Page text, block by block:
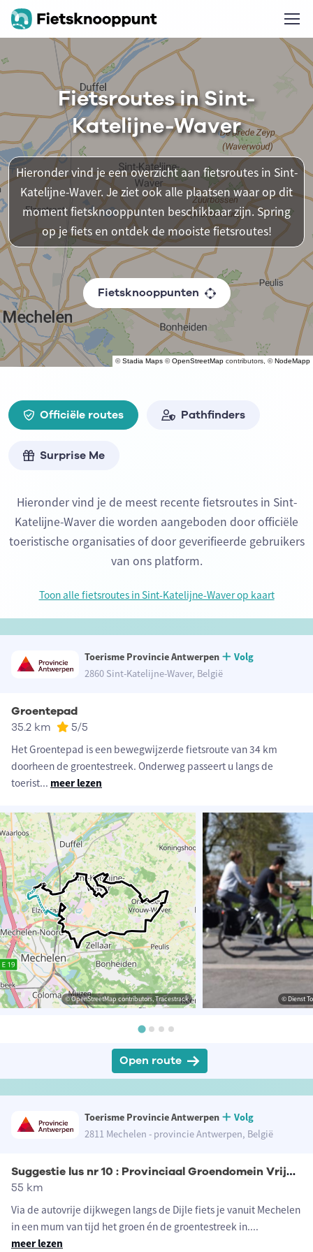
©Stadia Maps ©OpenStreetMap contributors, ©NodeMapp
Fietsroutes in Sint-
Katelijne-Waver
Hieronder vind je een overzicht aan fietsroutes in Sint-
Katelijne-Waver. Je ziet ook alle plaatsen waar op dit
moment fietsknooppunten beschikbaar zijn. Spring
op je fiets en ontdek de mooiste fietsroutes!
Fietsknooppunten
Officiële routes Pathfinders
Surprise Me
Hieronder vind je de meest recente fietsroutes in Sint-
Katelijne-Waver die worden aangeboden door officiële
toeristische organisaties of door geverifieerde gebruikers
van ons platform.
Toon alle fietsroutes in Sint-Katelijne-Waver op kaart
Toerisme Provincie Antwerpen
Volg
2860 Sint-Katelijne-Waver, België
Groentepad
35.2 km 5/5
Het Groentepad is een bewegwijzerde fietsroute van 34 km
doorheen de groentestreek. Onderweg passeert u langs de
toerist... meer lezen
© OpenStreetMap contributors, Tracestrack © Dienst
Open route
Toerisme Provincie Antwerpen
Volg
2811 Mechelen - provincie Antwerpen, België
Suggestie lus nr 10 : Provinciaal Groendomein Vrijbroekpark
55 km
Via de autovrije dijkwegen langs de Dijle fiets je vanuit Mechelen
in een mum van tijd het groen én de groentestreek in....
meer lezen